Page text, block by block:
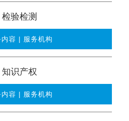
检验检测
内容 | 服务机构
知识产权
内容 | 服务机构